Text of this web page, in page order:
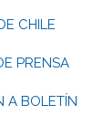
CHILE
PRENSA
A BOLETÍN